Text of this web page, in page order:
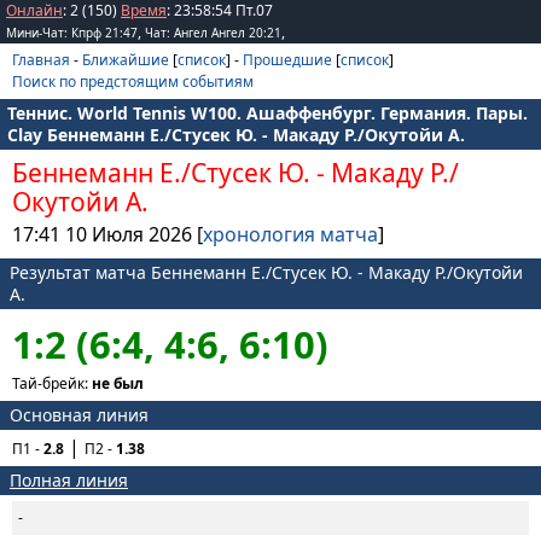
Онлайн: 2 (150) Время:23:58:54 Пт.07
Мини-Чат: Кпрф 21:47, Чат: Ангел Ангел 20:21 ,
Главная - Ближайшие [список] - Прошедшие [список]
Поиск по предстоящим событиям
Теннис. World Tennis W100. Ашаффенбург. Германия. Пары.
Clay Беннеманн Е./Стусек Ю. - Макаду Р./Окутойи А.
Беннеманн Е./Стусек Ю. - Макаду Р./
Окутойи А.
17:41 10 Июля 2026 [хронология матча]
Результат матча Беннеманн Е./Стусек Ю. - Макаду Р./Окутойи
А.
1:2 (6:4, 4:6, 6:10)
Тай-брейк: не был
Основная линия
П1 -2.8 П2 -1.38
Полная линия
-